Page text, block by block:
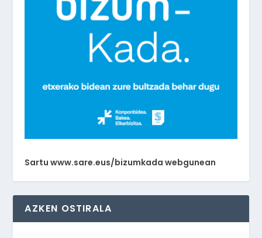
Sartu www.sare.eus/bizumkada webgunean
AZKEN OSTIRALA